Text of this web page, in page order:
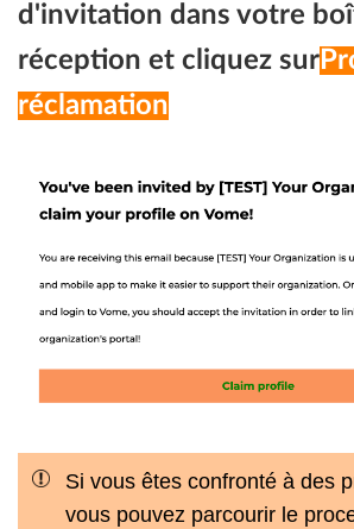
d'invitation dans votre
réception et cliquez sur
réclamation
Si vous êtes confronté à des
vous pouvez parcourir le